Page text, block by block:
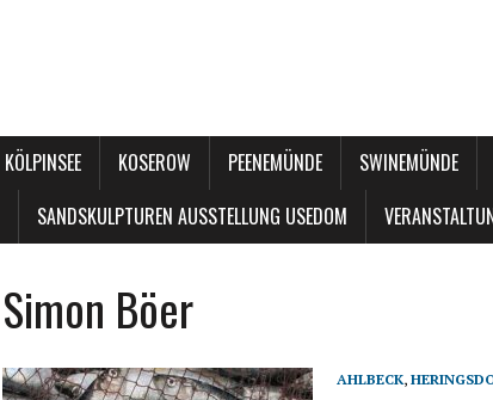
KÖLPINSEE KOSEROW PEENEMÜNDE SWINEMÜNDE
SANDSKULPTUREN AUSSTELLUNG USEDOM
Simon Böer
AHLBECK,